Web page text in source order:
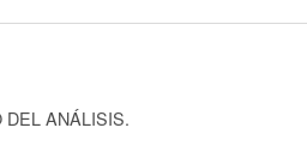
DEL ANÁLISIS.